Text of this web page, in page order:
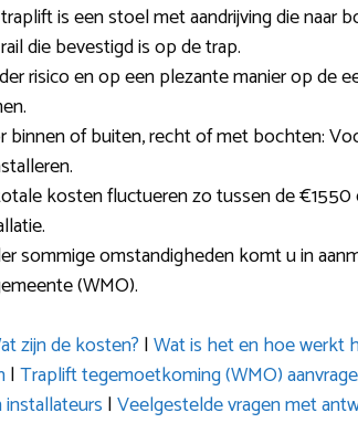
is een stoel met aandrijving die naar
die bevestigd is op de trap.
risico en op een plezante manier op de
binnen of buiten, recht of met bochten:
kosten fluctueren zo tussen de
sommige omstandigheden komt u in
(WMO).
zijn de kosten? |Wat is het en hoe werkt
|Traplift tegemoetkoming (WMO)
|Veelgestelde vragen met